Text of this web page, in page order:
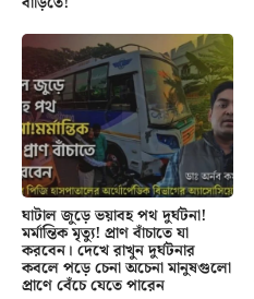
ঘাটাল জুড়ে ভয়াবহ পথ দুর্ঘটনা!
মর্মান্তিক মৃত্যু! প্রাণ বাঁচাতে যা
করবেন। দেখে রাখুন দুর্ঘটনার
কবলে পড়ে চেনা অচেনা মানুষগুলো
প্রাণে বেঁচে যেতে পারেন